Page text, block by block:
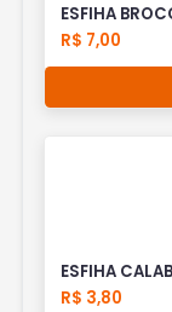
ESFIHA
R$ 7,00
ESFIHA
R$ 3,80